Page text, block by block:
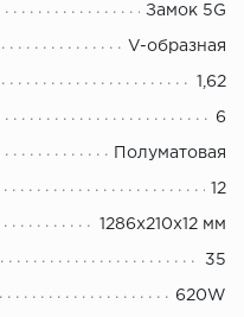
Замок 5G
V-образная
1,62
6
Полуматовая
12
1286х210х12 мм
35
620W